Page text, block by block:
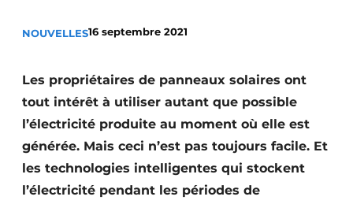
Construction bois
Contrôle d’accès
Éclairage
NOUVELLES16 septembre 2021
Les propriétaires de panneaux solaires ont
tout intérêt à utiliser autant que possible
l’électricité produite au moment où elle est
générée. Mais ceci n’est pas toujours facile. Et
les technologies intelligentes qui stockent
l’électricité pendant les périodes de